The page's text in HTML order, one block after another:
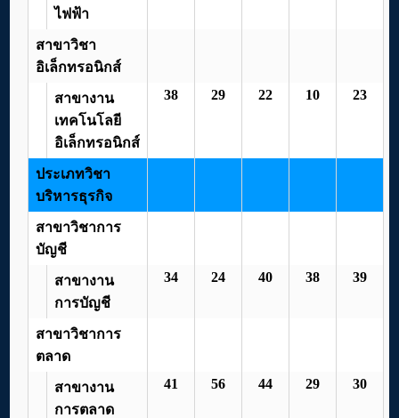
ไฟฟ้า
สาขาวิชา
อิเล็กทรอนิกส์
สาขางาน
เทคโนโลยี
อิเล็กทรอนิกส์
38 29 22 10 23
ประเภทวิชา
บริหารธุรกิจ
สาขาวิชาการ
บัญชี
สาขางาน
การบัญชี
34 24 40 38 39
สาขาวิชาการ
ตลาด
สาขางาน
การตลาด
41 56 44 29 30